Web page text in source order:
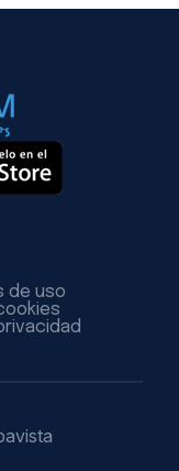
de uso